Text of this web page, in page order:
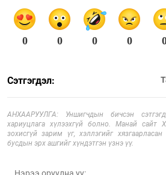
0 0 0 0
Сэтгэгдэл:
АНХААРУУЛГА: Уншигчдын бичсэн
хариуцлага хүлээхгүй болно. Манай
зохисгүй зарим үг, хэллэгийг
бусдын эрх ашгийг хүндэтгэн үзнэ үү.